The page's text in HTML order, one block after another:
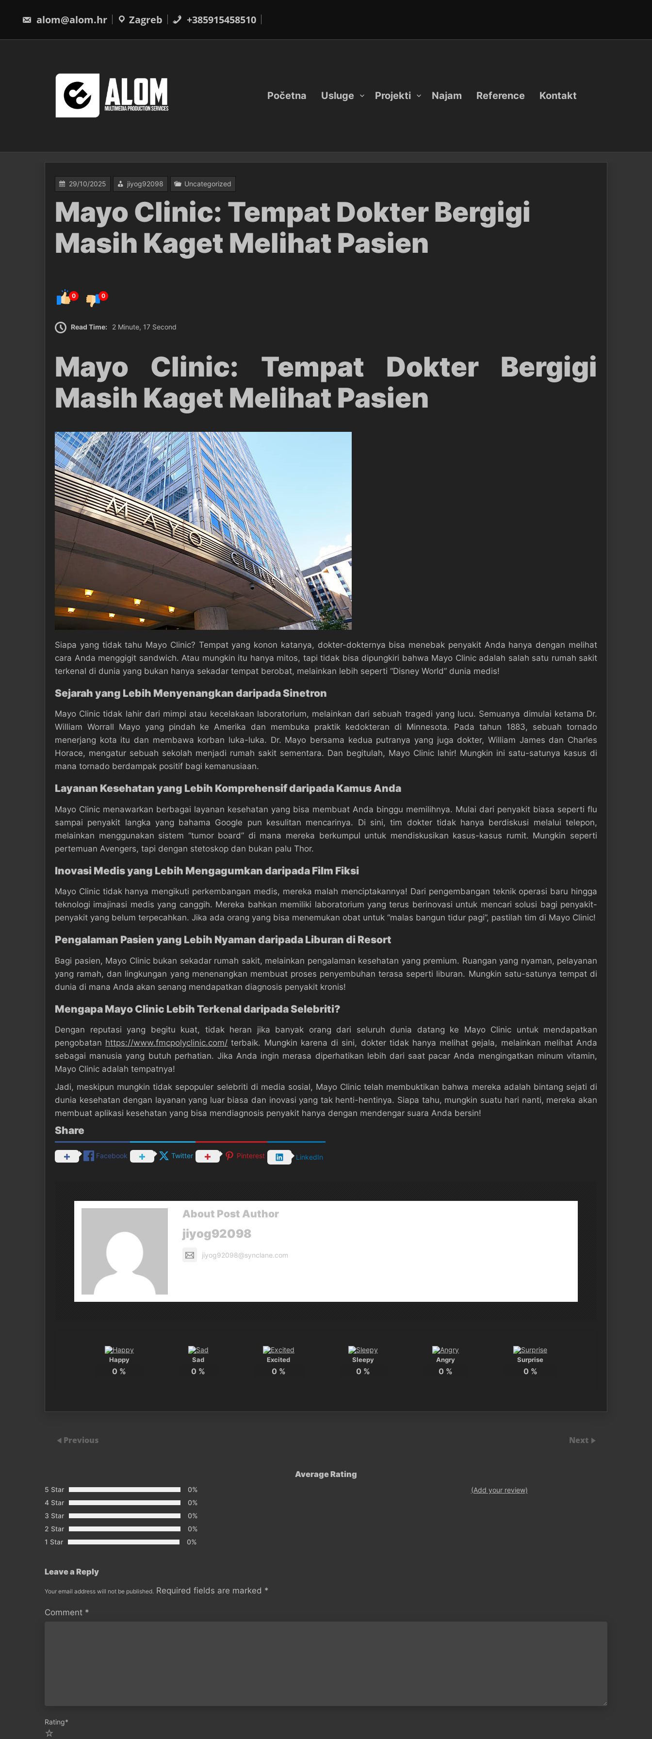
content
alom@alom.hr Zagreb +385915458510
Početna Usluge Projekti Najam Reference Kontakt
29/10/2025 jiyog92098 Uncategorized
Mayo Clinic: Tempat Dokter Bergigi
Masih Kaget Melihat Pasien
0 0
Read Time: 2 Minute, 17 Second
Mayo Clinic: Tempat Dokter Bergigi
Masih Kaget Melihat Pasien
Siapa yang tidak tahu Mayo Clinic? Tempat yang konon katanya, dokter-dokternya bisa menebak penyakit Anda hanya dengan melihat
cara Anda menggigit sandwich. Atau mungkin itu hanya mitos, tapi tidak bisa dipungkiri bahwa Mayo Clinic adalah salah satu rumah sakit
terkenal di dunia yang bukan hanya sekadar tempat berobat, melainkan lebih seperti “Disney World” dunia medis!
Sejarah yang Lebih Menyenangkan daripada Sinetron
Mayo Clinic tidak lahir dari mimpi atau kecelakaan laboratorium, melainkan dari sebuah tragedi yang lucu. Semuanya dimulai ketama Dr.
William Worrall Mayo yang pindah ke Amerika dan membuka praktik kedokteran di Minnesota. Pada tahun 1883, sebuah tornado
menerjang kota itu dan membawa korban luka-luka. Dr. Mayo bersama kedua putranya yang juga dokter, William James dan Charles
Horace, mengatur sebuah sekolah menjadi rumah sakit sementara. Dan begitulah, Mayo Clinic lahir! Mungkin ini satu-satunya kasus di
mana tornado berdampak positif bagi kemanusiaan.
Layanan Kesehatan yang Lebih Komprehensif daripada Kamus Anda
Mayo Clinic menawarkan berbagai layanan kesehatan yang bisa membuat Anda binggu memilihnya. Mulai dari penyakit biasa seperti flu
sampai penyakit langka yang bahama Google pun kesulitan mencarinya. Di sini, tim dokter tidak hanya berdiskusi melalui telepon,
melainkan menggunakan sistem “tumor board” di mana mereka berkumpul untuk mendiskusikan kasus-kasus rumit. Mungkin seperti
pertemuan Avengers, tapi dengan stetoskop dan bukan palu Thor.
Inovasi Medis yang Lebih Mengagumkan daripada Film Fiksi
Mayo Clinic tidak hanya mengikuti perkembangan medis, mereka malah menciptakannya! Dari pengembangan teknik operasi baru hingga
teknologi imajinasi medis yang canggih. Mereka bahkan memiliki laboratorium yang terus berinovasi untuk mencari solusi bagi penyakit-
penyakit yang belum terpecahkan. Jika ada orang yang bisa menemukan obat untuk “malas bangun tidur pagi”, pastilah tim di Mayo Clinic!
Pengalaman Pasien yang Lebih Nyaman daripada Liburan di Resort
Bagi pasien, Mayo Clinic bukan sekadar rumah sakit, melainkan pengalaman kesehatan yang premium. Ruangan yang nyaman, pelayanan
yang ramah, dan lingkungan yang menenangkan membuat proses penyembuhan terasa seperti liburan. Mungkin satu-satunya tempat di
dunia di mana Anda akan senang mendapatkan diagnosis penyakit kronis!
Mengapa Mayo Clinic Lebih Terkenal daripada Selebriti?
Dengan reputasi yang begitu kuat, tidak heran jika banyak orang dari seluruh dunia datang ke Mayo Clinic untuk mendapatkan
pengobatan https://www.fmcpolyclinic.com/ terbaik. Mungkin karena di sini, dokter tidak hanya melihat gejala, melainkan melihat Anda
sebagai manusia yang butuh perhatian. Jika Anda ingin merasa diperhatikan lebih dari saat pacar Anda mengingatkan minum vitamin,
Mayo Clinic adalah tempatnya!
Jadi, meskipun mungkin tidak sepopuler selebriti di media sosial, Mayo Clinic telah membuktikan bahwa mereka adalah bintang sejati di
dunia kesehatan dengan layanan yang luar biasa dan inovasi yang tak henti-hentinya. Siapa tahu, mungkin suatu hari nanti, mereka akan
membuat aplikasi kesehatan yang bisa mendiagnosis penyakit hanya dengan mendengar suara Anda bersin!
Share
Facebook Twitter Pinterest LinkedIn
About Post Author
jiyog92098
jiyog92098@synclane.com
Happy
0 %
Sad
0 %
Excited
0 %
Sleepy
0 %
Angry
0 %
Surprise
0 %
Previous Next
Average Rating
5 Star
0%
4 Star
0%
3 Star
0%
2 Star
0%
1 Star
0%
(Add your review)
Leave a Reply
Your email address will not be published. Required fields are marked *
Comment *
Rating*